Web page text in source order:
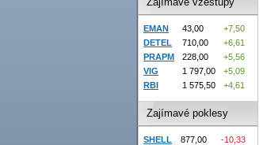
EMAN 43,00
+7,50
DETEL
710,00
+6,61
PRAPM
228,00
+5,56
VIG
1 797,00
+5,09
RBI
1 575,50 +4,61
Zajímavé poklesy
SHELL 877,00
-10,33